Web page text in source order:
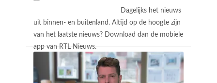
Dagelijks het nieuws
uit binnen- en buitenland. Altijd op de hoogte zijn
van het laatste nieuws? Download dan de mobiele
app van RTL Nieuws.